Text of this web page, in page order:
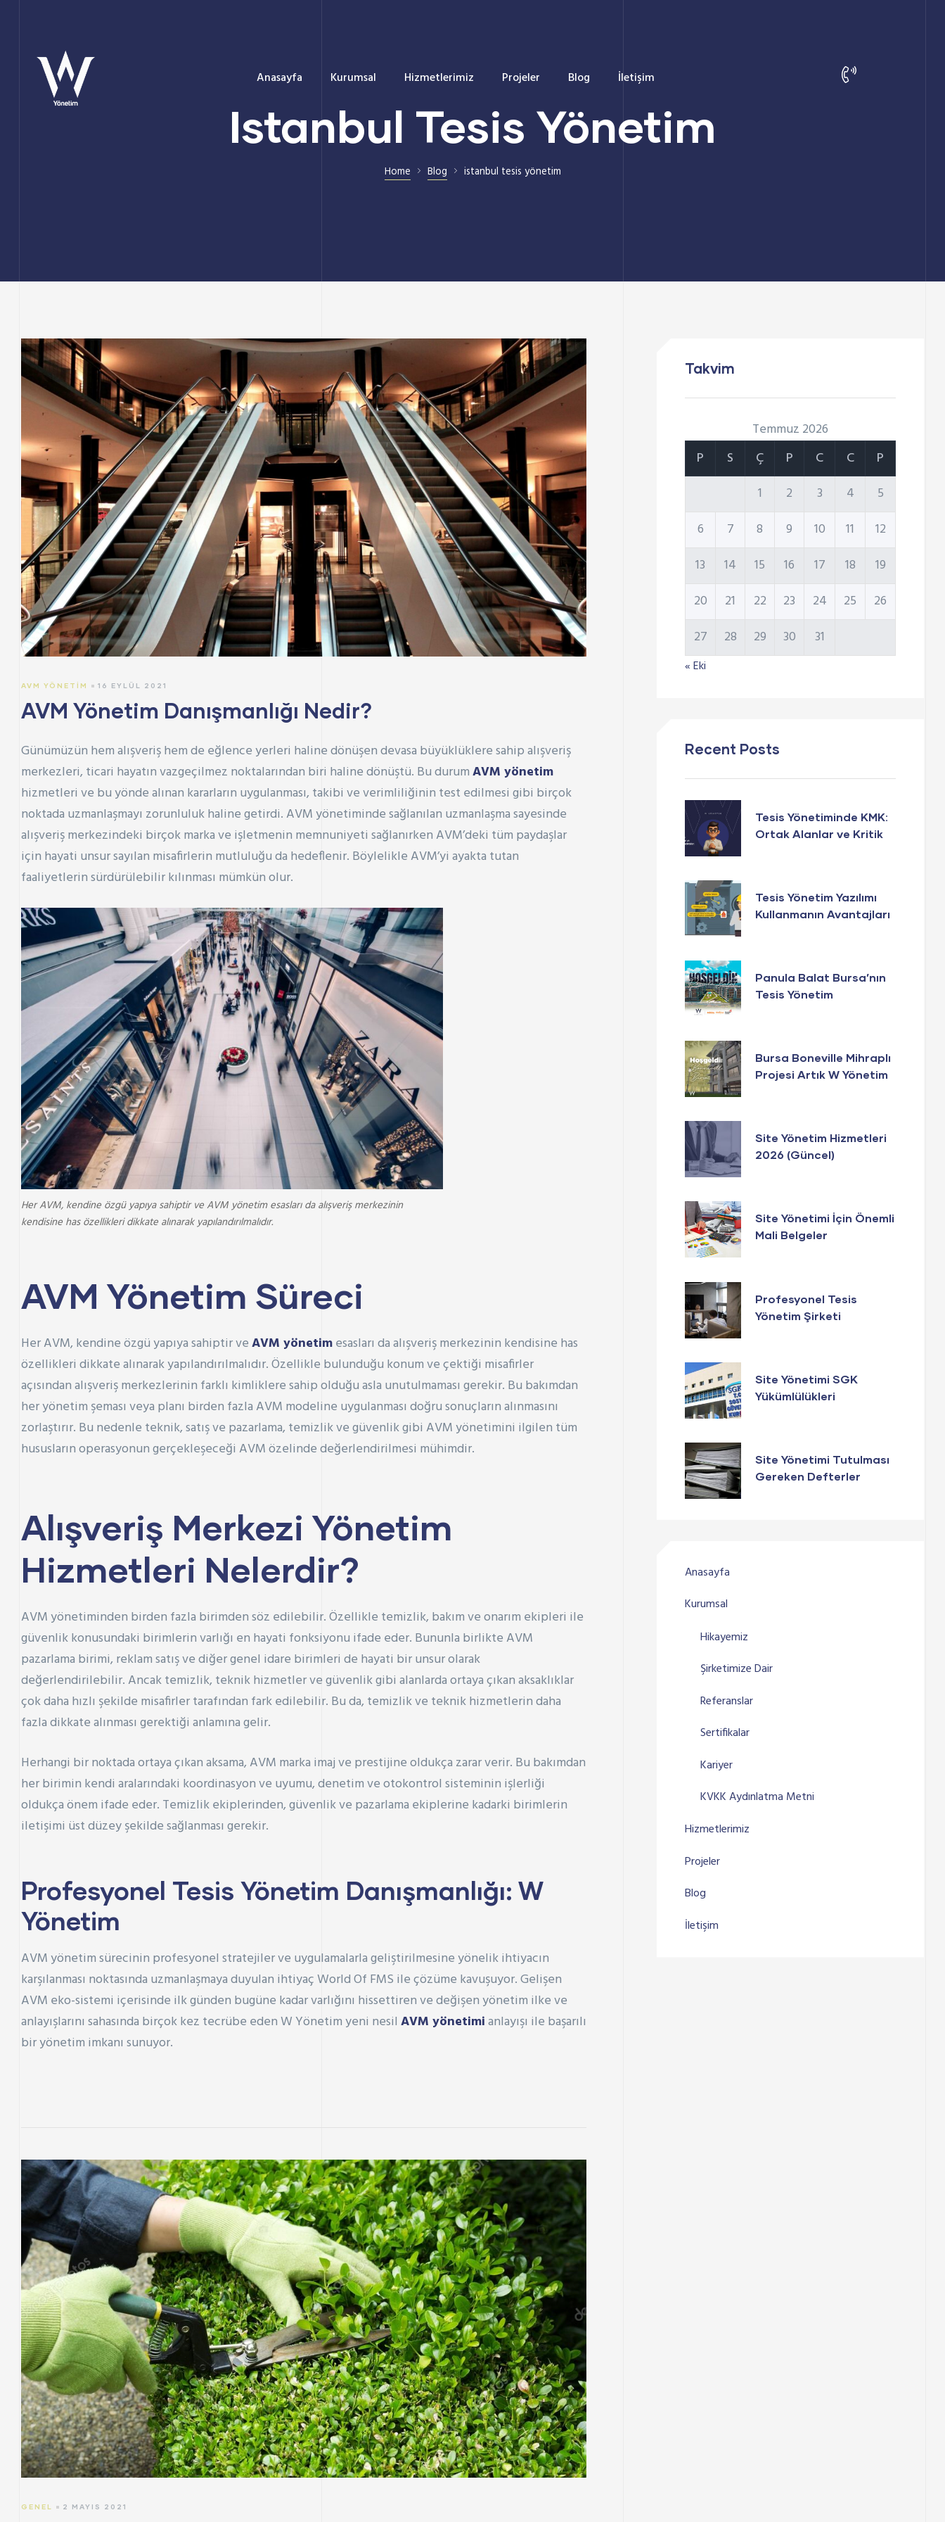
Anasayfa Kurumsal Hizmetlerimiz Projeler Blog İletişim
Istanbul Tesis Yönetim
Home Blog istanbul tesis yönetim
AVM YÖNETIM 16 EYLÜL 2021
AVM Yönetim Danışmanlığı Nedir?
Günümüzün hem alışveriş hem de eğlence yerleri haline dönüşen devasa büyüklüklere sahip alışveriş
merkezleri, ticari hayatın vazgeçilmez noktalarından biri haline dönüştü. Bu durumAVM yönetim
hizmetleri ve bu yönde alınan kararların uygulanması, takibi ve verimliliğinin test edilmesi gibi birçok
noktada uzmanlaşmayı zorunluluk haline getirdi. AVM yönetiminde sağlanılan uzmanlaşma sayesinde
alışveriş merkezindeki birçok marka ve işletmenin memnuniyeti sağlanırken AVM’deki tüm paydaşlar
için hayati unsur sayılan misafirlerin mutluluğu da hedeflenir. Böylelikle AVM’yi ayakta tutan
faaliyetlerin sürdürülebilir kılınması mümkün olur.
Her AVM, kendine özgü yapıya sahiptir ve AVM yönetim esasları da alışveriş merkezinin
kendisine has özellikleri dikkate alınarak yapılandırılmalıdır.
AVM Yönetim Süreci
Her AVM, kendine özgü yapıya sahiptir veAVM yönetimesasları da alışveriş merkezinin kendisine has
özellikleri dikkate alınarak yapılandırılmalıdır. Özellikle bulunduğu konum ve çektiği misafirler
açısından alışveriş merkezlerinin farklı kimliklere sahip olduğu asla unutulmaması gerekir. Bu bakımdan
her yönetim şeması veya planı birden fazla AVM modeline uygulanması doğru sonuçların alınmasını
zorlaştırır. Bu nedenle teknik, satış ve pazarlama, temizlik ve güvenlik gibi AVM yönetimini ilgilen tüm
hususların operasyonun gerçekleşeceği AVM özelinde değerlendirilmesi mühimdir.
Alışveriş Merkezi Yönetim
Hizmetleri Nelerdir?
AVM yönetiminden birden fazla birimden söz edilebilir. Özellikle temizlik, bakım ve onarım ekipleri ile
güvenlik konusundaki birimlerin varlığı en hayati fonksiyonu ifade eder. Bununla birlikte AVM
pazarlama birimi, reklam satış ve diğer genel idare birimleri de hayati bir unsur olarak
değerlendirilebilir. Ancak temizlik, teknik hizmetler ve güvenlik gibi alanlarda ortaya çıkan aksaklıklar
çok daha hızlı şekilde misafirler tarafından fark edilebilir. Bu da, temizlik ve teknik hizmetlerin daha
fazla dikkate alınması gerektiği anlamına gelir.
Herhangi bir noktada ortaya çıkan aksama, AVM marka imaj ve prestijine oldukça zarar verir. Bu bakımdan
her birimin kendi aralarındaki koordinasyon ve uyumu, denetim ve otokontrol sisteminin işlerliği
oldukça önem ifade eder. Temizlik ekiplerinden, güvenlik ve pazarlama ekiplerine kadarki birimlerin
iletişimi üst düzey şekilde sağlanması gerekir.
Profesyonel Tesis Yönetim Danışmanlığı: W
Yönetim
AVM yönetim sürecinin profesyonel stratejiler ve uygulamalarla geliştirilmesine yönelik ihtiyacın
karşılanması noktasında uzmanlaşmaya duyulan ihtiyaç World Of FMS ile çözüme kavuşuyor. Gelişen
AVM eko-sistemi içerisinde ilk günden bugüne kadar varlığını hissettiren ve değişen yönetim ilke ve
anlayışlarını sahasında birçok kez tecrübe edenW Yönetimyeni nesil AVM yönetimianlayışı ile başarılı
bir yönetim imkanı sunuyor.
GENEL 2 MAYIS 2021
Takvim
Temmuz 2026
P
S Ç P C C
P
1
2 3 4
5
6
7 8 9 10 11
12
13
14 15 16 17 18
19
20
21 22 23 24 25
26
27
28 29 30 31
« Eki
Recent Posts
Tesis Yönetiminde KMK:
Ortak Alanlar ve Kritik
Tesis Yönetim Yazılımı
Kullanmanın Avantajları
Panula Balat Bursa’nın
Tesis Yönetim
Bursa Boneville Mihraplı
Projesi Artık W Yönetim
Site Yönetim Hizmetleri
2026 (Güncel)
Site Yönetimi İçin Önemli
Mali Belgeler
Profesyonel Tesis
Yönetim Şirketi
Site Yönetimi SGK
Yükümlülükleri
Site Yönetimi Tutulması
Gereken Defterler
Anasayfa
Kurumsal
Hikayemiz
Şirketimize Dair
Referanslar
Sertifikalar
Kariyer
KVKK Aydınlatma Metni
Hizmetlerimiz
Projeler
Blog
İletişim